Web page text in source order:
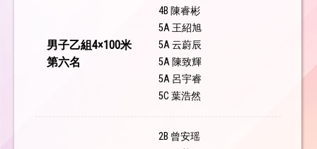
男子乙組4×100米
第六名
4B 陳睿彬
5A 王紹旭
5A 云蔚辰
5A 陳致輝
5A 呂宇睿
5C 葉浩然
2B 曾安瑶